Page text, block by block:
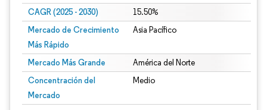
CAGR (2025 - 2030) 15.50%
Mercado de Crecimiento
Más Rápido
Asia Pacífico
Mercado Más Grande América del Norte
Concentración del
Mercado
Medio